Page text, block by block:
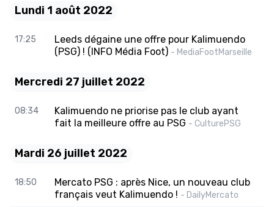
Lundi 1 août 2022
17:25
Leeds dégaine une offre pour Kalimuendo
(PSG) ! (INFO Média Foot) - MediaFootMarseille
Mercredi 27 juillet 2022
08:34
Kalimuendo ne priorise pas le club ayant
fait la meilleure offre au PSG - CulturePSG
Mardi 26 juillet 2022
18:50
Mercato PSG : après Nice, un nouveau club
français veut Kalimuendo ! - DailyMercato